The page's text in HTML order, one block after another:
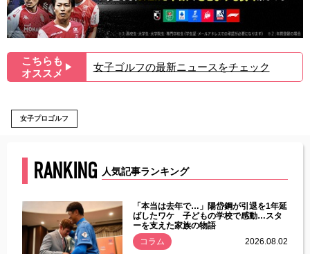
こちらも
オススメ ▶︎ 女子ゴルフの最新ニュースをチェック
女子プロゴルフ
RANKING 人気記事ランキング
「本当は去年で…」陽岱鋼が引退を1年延
ばしたワケ 子どもの学校で感動…スタ
ーを支えた家族の物語
コラム
2026.08.02